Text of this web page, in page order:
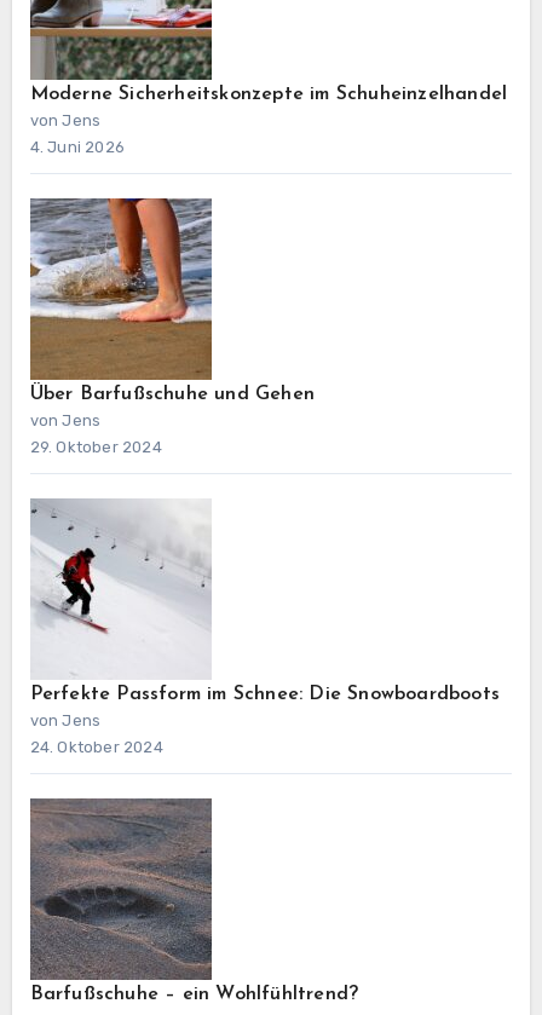
Moderne Sicherheitskonzepte im Schuheinzelhandel
von Jens
4. Juni 2026
Über Barfußschuhe und Gehen
von Jens
29. Oktober 2024
Perfekte Passform im Schnee: Die Snowboardboots
von Jens
24. Oktober 2024
Barfußschuhe – ein Wohlfühltrend?